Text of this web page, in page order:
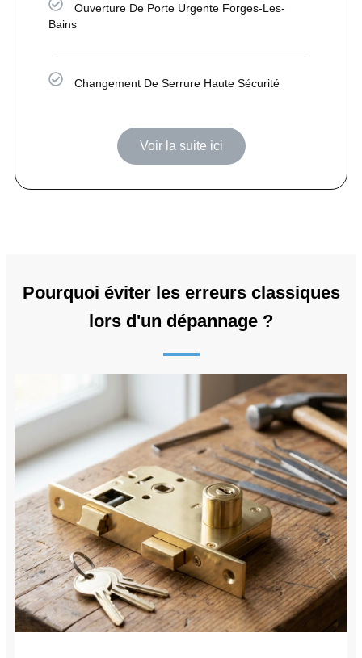
Ouverture De Porte Urgente Forges-Les-
Bains
Changement De Serrure Haute Sécurité
Voir la suite ici
Pourquoi éviter les erreurs classiques
lors d'un dépannage ?